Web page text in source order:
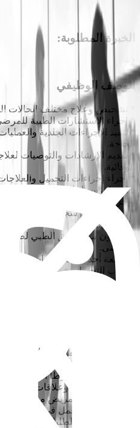
الخبرة المطلوبة:
الوصف الوظيفي
* تشخيص وعلاج مختلف الحالات
* إجراء الاستشارات الطبية
* تنفيذ الإجراءات الجلدية
الحاجة.
* تقديم الإرشادات والتوصيات
الوقائية.
* إجراء إجراءات التجميل
وإجراءات تجديد البشرة.
* الحفاظ على سجلات دقيقة
واللوائح الطبية.
* التعاون مع الفريق الطبي لضمان
للمرضى.
* متابعة أحدث الممارسات
والطب التجميلي.
* يشترط الحصول على درجة
* رخصة طبية سارية أو أهلية
* يُرحب بتقديم طلبات حديثي
* الخبرة في مجال التجميل أو
إضافية وليست شرطاً أساسياً.
* مهارات تواصل وعلاقات شخصية
* التركيز على المريض مع أسلوب
* القدرة على العمل في بيئة
* يُرحب بتقديم الطلبات من الذكور